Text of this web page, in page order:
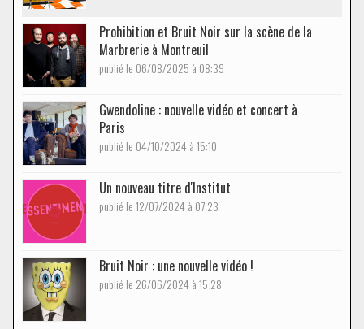
Prohibition et Bruit Noir sur la scène de la
Marbrerie à Montreuil
publié le 06/08/2025 à 08:39
Gwendoline : nouvelle vidéo et concert à
Paris
publié le 04/10/2024 à 15:10
Un nouveau titre d'Institut
publié le 12/07/2024 à 07:23
Bruit Noir : une nouvelle vidéo !
publié le 26/06/2024 à 15:28